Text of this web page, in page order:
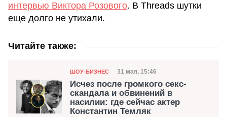
интервью Виктора Розового. В Threads шутки
еще долго не утихали.
Читайте также:
Категория
ШОУ-БИЗНЕС Дата публикации
31 мая, 15:46
Исчез после громкого секс-
скандала и обвинений в
насилии: где сейчас актер
Константин Темляк